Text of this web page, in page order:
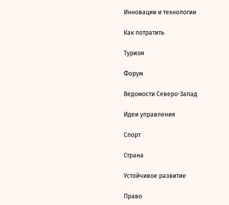
Инновации и технологии
Как потратить
Туризм
Форум
Ведомости Северо-Запад
Идеи управления
Спорт
Страна
Устойчивое развитие
Право